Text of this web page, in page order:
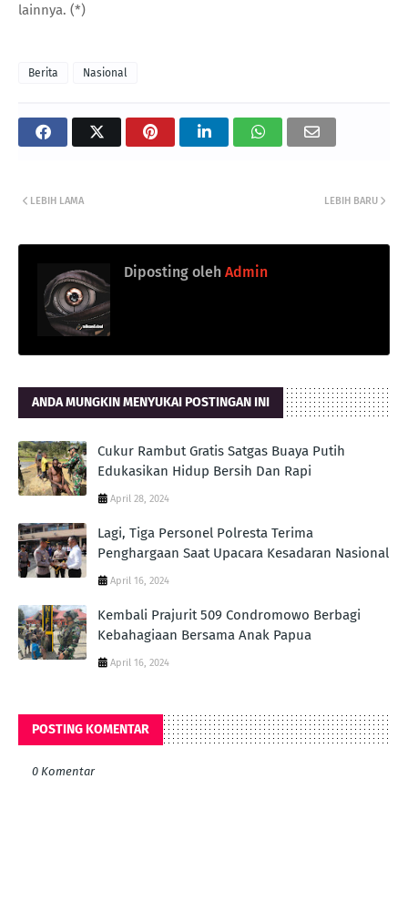
lainnya. (*)
Berita Nasional
LEBIH BARU
LEBIH LAMA
Diposting oleh Admin
ANDA MUNGKIN MENYUKAI POSTINGAN INI
Cukur Rambut Gratis Satgas Buaya Putih
Edukasikan Hidup Bersih Dan Rapi
April 28, 2024
Lagi, Tiga Personel Polresta Terima
Penghargaan Saat Upacara Kesadaran Nasional
April 16, 2024
Kembali Prajurit 509 Condromowo Berbagi
Kebahagiaan Bersama Anak Papua
April 16, 2024
POSTING KOMENTAR
0 Komentar